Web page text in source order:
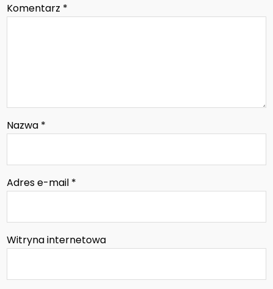
Komentarz *
Nazwa *
Adres e-mail *
Witryna internetowa